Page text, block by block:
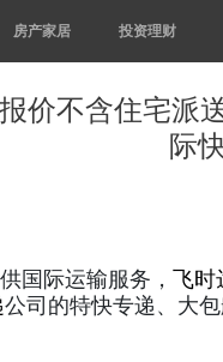
房产家居 投资理财
价不含住宅派
际
国际运输服务， 飞时
公司的特快专递、大